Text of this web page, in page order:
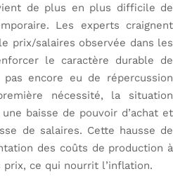
de plus en plus difficile de
Les experts craignent
prix/salaires observée dans les
le caractère durable de
pas encore eu de répercussion
nécessité, la situation
baisse de pouvoir d’achat et
de salaires. Cette hausse de
des coûts de production à
ce qui nourrit l’inflation.